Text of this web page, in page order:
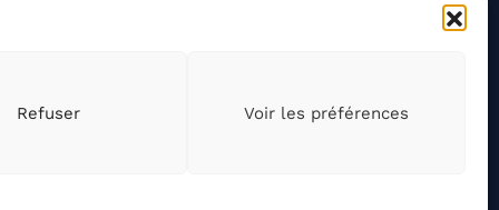
Refuser Voir les préférences